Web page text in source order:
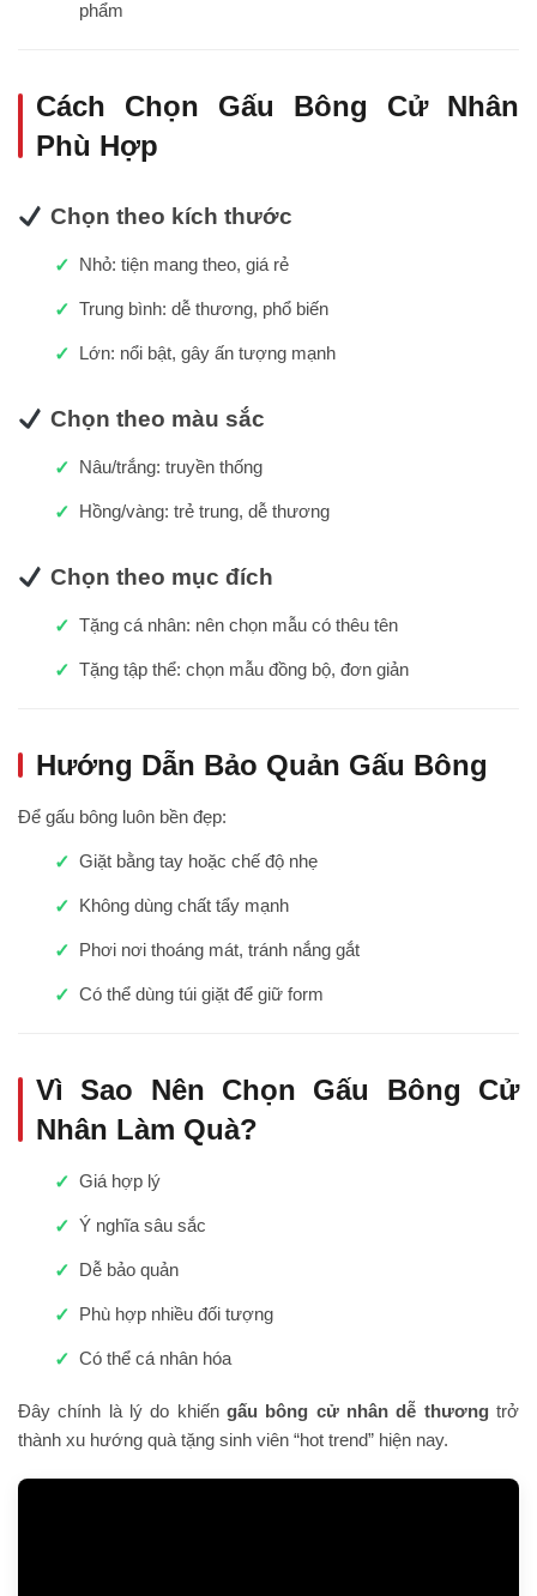
phẩm
Cách Chọn Gấu Bông Cử Nhân
Phù Hợp
Chọn theo kích thước
Nhỏ: tiện mang theo, giá rẻ
Trung bình: dễ thương, phổ biến
Lớn: nổi bật, gây ấn tượng mạnh
Chọn theo màu sắc
Nâu/trắng: truyền thống
Hồng/vàng: trẻ trung, dễ thương
Chọn theo mục đích
Tặng cá nhân: nên chọn mẫu có thêu tên
Tặng tập thể: chọn mẫu đồng bộ, đơn giản
Hướng Dẫn Bảo Quản Gấu Bông
Để gấu bông luôn bền đẹp:
Giặt bằng tay hoặc chế độ nhẹ
Không dùng chất tẩy mạnh
Phơi nơi thoáng mát, tránh nắng gắt
Có thể dùng túi giặt để giữ form
Vì Sao Nên Chọn Gấu Bông Cử
Nhân Làm Quà?
Giá hợp lý
Ý nghĩa sâu sắc
Dễ bảo quản
Phù hợp nhiều đối tượng
Có thể cá nhân hóa
Đây chính là lý do khiến gấu bông cử nhân dễ thươngtrở
thành xu hướng quà tặng sinh viên “hot trend” hiện nay.